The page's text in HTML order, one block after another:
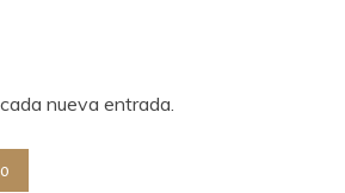
nueva entrada.